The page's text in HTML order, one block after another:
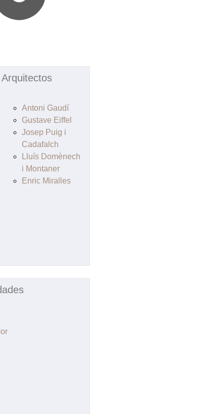
Arquitectos
Antoni Gaudí
Gustave Eiffel
Josep Puig i
Cadafalch
Lluís Domènech
i Montaner
Enric Miralles